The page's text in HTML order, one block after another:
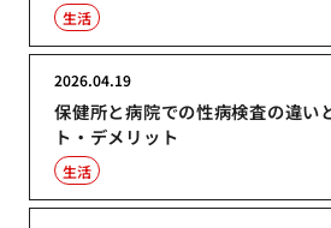
生活
保健所と病院での性病検査の違い
ト・デメリット
2026.04.19
生活